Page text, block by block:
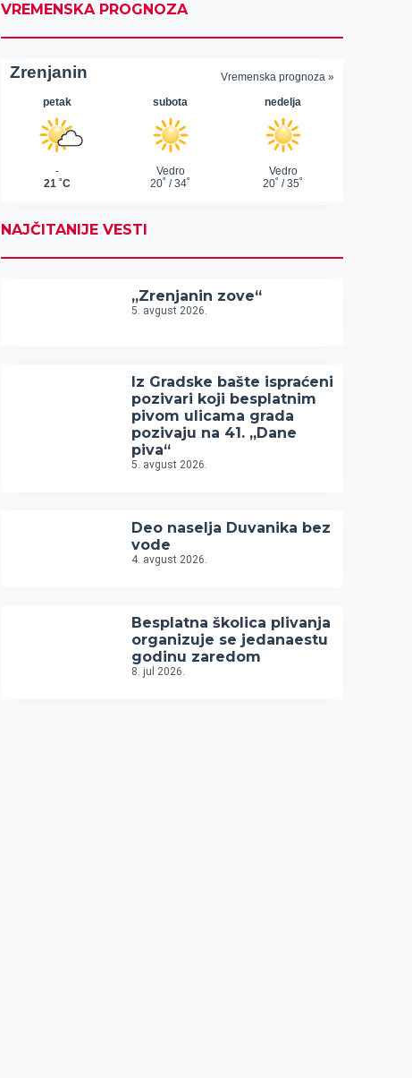
VREMENSKA PROGNOZA
NAJČITANIJE VESTI
„Zrenjanin zove“
5. avgust 2026.
Iz Gradske bašte ispraćeni
pozivari koji besplatnim
pivom ulicama grada
pozivaju na 41. „Dane
piva“
5. avgust 2026.
Deo naselja Duvanika bez
vode
4. avgust 2026.
Besplatna školica plivanja
organizuje se jedanaestu
godinu zaredom
8. jul 2026.